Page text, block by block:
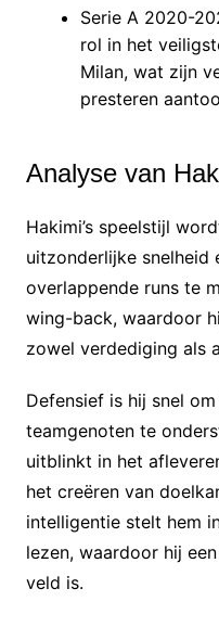
Serie A 2020-
rol in het
Milan, wat zijn
presteren
Analyse van
Hakimi’s speelstijl
uitzonderlijke snelheid
overlappende runs te
wing-back, waardoor
zowel verdediging als
Defensief is hij snel
teamgenoten te
uitblinkt in het
het creëren van
intelligentie stelt hem
lezen, waardoor hij
veld is.